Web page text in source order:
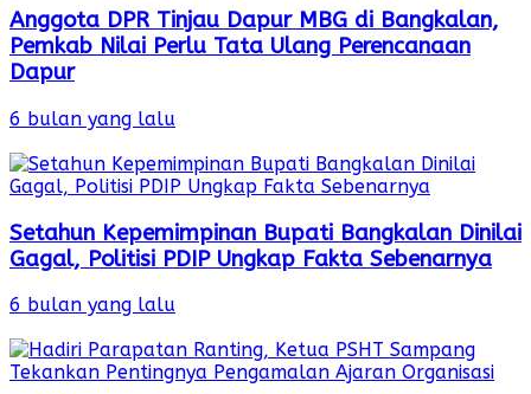
Anggota DPR Tinjau Dapur MBG di Bangkalan,
Pemkab Nilai Perlu Tata Ulang Perencanaan
Dapur
6 bulan yang lalu
Setahun Kepemimpinan Bupati Bangkalan Dinilai
Gagal, Politisi PDIP Ungkap Fakta Sebenarnya
6 bulan yang lalu